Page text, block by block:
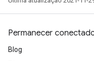
Permanecer
Blog